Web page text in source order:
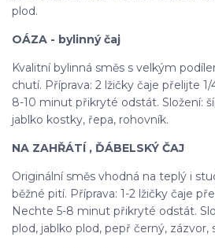
plod.
OÁZA - bylinný čaj
Kvalitní bylinná směs s velkým
chutí. Příprava: 2 lžičky čaje přelijte
8-10 minut přikryté odstát. Složení:
jablko kostky, řepa, rohovník.
NA ZAHŘÁTÍ , ĎÁBELSKÝ ČAJ
Originální směs vhodná na teplý i
běžné pití. Příprava: 1-2 lžičky čaje
Nechte 5-8 minut přikryté odstát.
plod, jablko plod, pepř černý, zázvor,